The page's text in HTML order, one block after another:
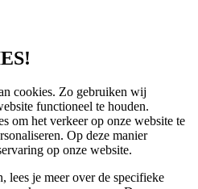
cookies. Zo gebruiken wij
functioneel te houden.
om het verkeer op onze website te
Op deze manier
op onze website.
lees je meer over de specifieke